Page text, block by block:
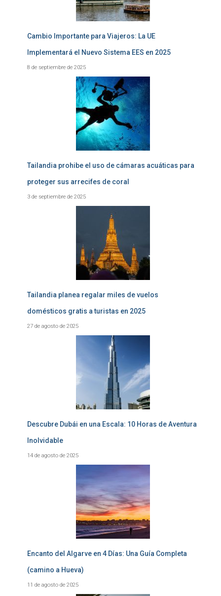
Cambio Importante para Viajeros: La UE
Implementará el Nuevo Sistema EES en 2025
8 de septiembre de 2025
Tailandia prohibe el uso de cámaras acuáticas para
proteger sus arrecifes de coral
3 de septiembre de 2025
Tailandia planea regalar miles de vuelos
domésticos gratis a turistas en 2025
27 de agosto de 2025
Descubre Dubái en una Escala: 10 Horas de Aventura
Inolvidable
14 de agosto de 2025
Encanto del Algarve en 4 Días: Una Guía Completa
(camino a Hueva)
11 de agosto de 2025